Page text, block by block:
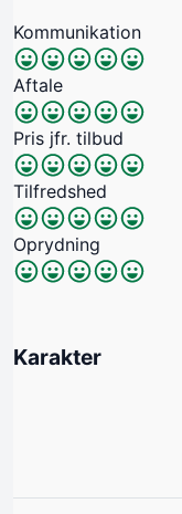
Kommunikation
Aftale
Pris jfr. tilbud
Tilfredshed
Oprydning
Karakter